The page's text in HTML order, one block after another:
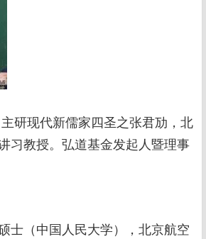
主研现代新儒家四圣之张君劢，北
习教授。弘道基金发起人暨理事
士（中国人民大学），北京航空